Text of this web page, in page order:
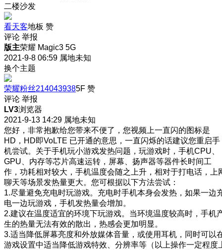
二楼沙发
看天客地板 赞
评论 举报
版主荣耀 Magic3 5G
2021-9-8 06:59 属地未知
换个主题
荣耀粉丝2140439385F 赞
评论 举报
LV3浏览器
2021-9-13 14:29 属地未知
您好，非常抱歉给您带来不便了，您视频上一直闪的图标是
HD，HD即VoLTE 已开通的意思，一直闪烁的话建议您重启手
机尝试。关于手机玩小游戏发热问题，玩游戏时，手机CPU、
GPU、内存等芯片高速运转，屏幕、扬声器等器件长时间工
作，功耗相对较大，手机温度会随之上升，相对于打电话，上
聊天等场景发热量更大。您可根据以下方法尝试：
1.尽量避免充电时玩游戏。充电时手机本身会发热，如果一边
电一边玩游戏，手机发热量会增加。
2.建议在温度适宜的环境下玩游戏。当环境温度较高时，手机
生的热量无法有效的散出，热感会更加明显。
3.适当降低屏幕亮度和外放媒体音量，或使用耳机，同时可以
游戏设置中适当降低游戏特效、分辨率等（以上操作一定程度